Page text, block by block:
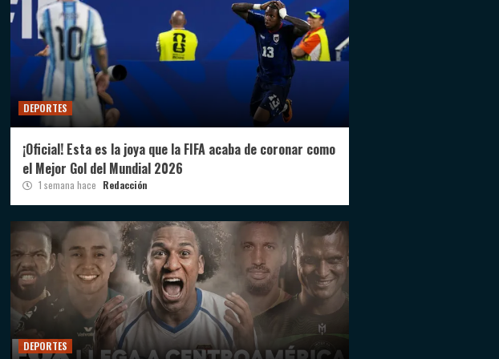
DEPORTES
¡Oficial! Esta es la joya que la FIFA acaba de coronar como
el Mejor Gol del Mundial 2026
1 semana hace Redacción
DEPORTES